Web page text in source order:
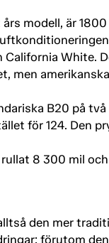
års modell, är
California White.
men
B20 på
för 124. Den
8 300 mil
den mer
förutom